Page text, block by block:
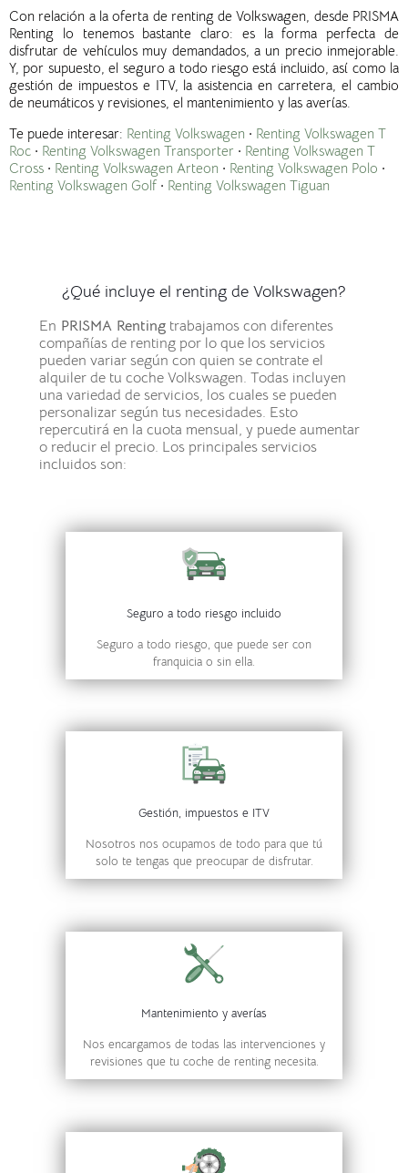
Con relación a la oferta de renting de Volkswagen, desde PRISMA
Renting lo tenemos bastante claro: es la forma perfecta de
disfrutar de vehículos muy demandados, a un precio inmejorable.
Y, por supuesto, el seguro a todo riesgo está incluido, así como la
gestión de impuestos e ITV, la asistencia en carretera, el cambio
de neumáticos y revisiones, el mantenimiento y las averías.
Te puede interesar: Renting Volkswagen · Renting Volkswagen T
Roc · Renting Volkswagen Transporter · Renting Volkswagen T
Cross · Renting Volkswagen Arteon · Renting Volkswagen Polo ·
Renting Volkswagen Golf · Renting Volkswagen Tiguan
¿Qué incluye el renting de Volkswagen?
En PRISMA Renting trabajamos con diferentes
compañías de renting por lo que los servicios
pueden variar según con quien se contrate el
alquiler de tu coche Volkswagen. Todas incluyen
una variedad de servicios, los cuales se pueden
personalizar según tus necesidades. Esto
repercutirá en la cuota mensual, y puede aumentar
o reducir el precio. Los principales servicios
incluidos son:
Seguro a todo riesgo incluido
Seguro a todo riesgo, que puede ser con
franquicia o sin ella.
Gestión, impuestos e ITV
Nosotros nos ocupamos de todo para que tú
solo te tengas que preocupar de disfrutar.
Mantenimiento y averías
Nos encargamos de todas las intervenciones y
revisiones que tu coche de renting necesita.